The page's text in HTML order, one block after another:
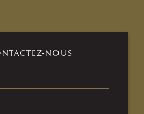
NOUS